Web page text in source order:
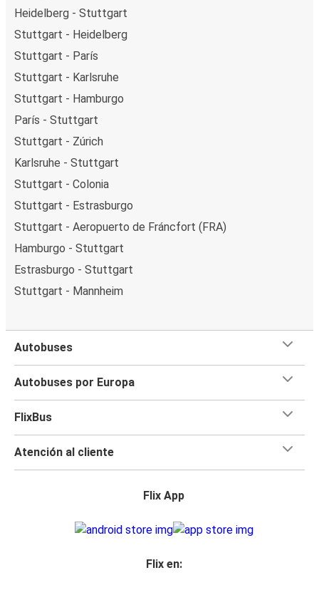
Heidelberg - Stuttgart
Stuttgart - Heidelberg
Stuttgart - París
Stuttgart - Karlsruhe
Stuttgart - Hamburgo
París - Stuttgart
Stuttgart - Zúrich
Karlsruhe - Stuttgart
Stuttgart - Colonia
Stuttgart - Estrasburgo
Stuttgart - Aeropuerto de Fráncfort (FRA)
Hamburgo - Stuttgart
Estrasburgo - Stuttgart
Stuttgart - Mannheim
Autobuses
Autobuses por Europa
FlixBus
Atención al cliente
Flix App
Flix en: